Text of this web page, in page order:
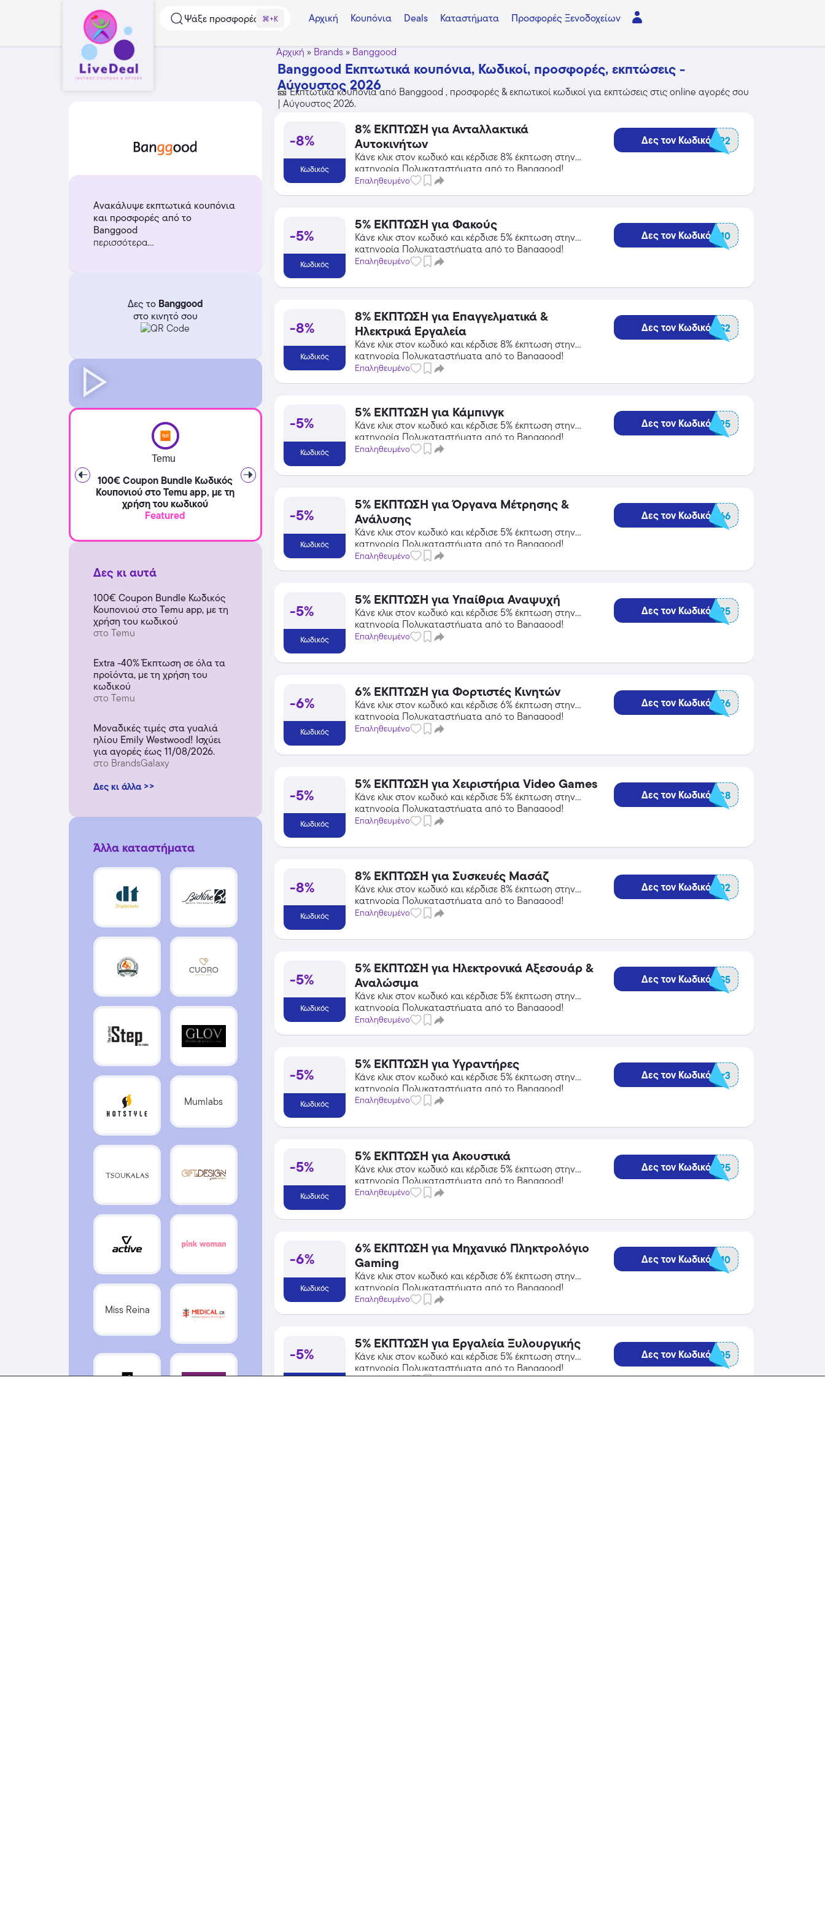
Ψάξε προσφορές...⌘+K Αρχική Κουπόνια Deals Καταστήματα Προσφορές Ξενοδοχείων
Ανακάλυψε εκπτωτικά κουπόνια
και προσφορές από το
Banggood
περισσότερα...
Δες το Banggood
στο κινητό σου
Temu
100€ Coupon Bundle Κωδικός
Κουπονιού στο Temu app, με τη
χρήση του κωδικού
Featured
Temu
Extra -40% Έκπτωση σε όλα τα
κωδικού
Featured
Δες κι αυτά
100€ Coupon Bundle Κωδικός
Κουπονιού στο Temu app, με τη
χρήση του κωδικού
στο Temu
Extra -40% Έκπτωση σε όλα τα
προϊόντα, με τη χρήση του
κωδικού
στο Temu
Μοναδικές τιμές στα γυαλιά
ηλίου Emily Westwood! Ισχύει
για αγορές έως 11/08/2026.
στο BrandsGalaxy
Δες κι άλλα >>
Άλλα καταστήματα
Mumlabs
Miss Reina
Αρχική » Brands» Banggood
Banggood Εκπτωτικά κουπόνια, Κωδικοί, προσφορές, εκπτώσεις -
Αύγουστος 2026
🎫 Εκπτωτικά κουπόνια από Banggood , προσφορές & εκπωτικοί κωδικοί για εκπτώσεις στις online αγορές σου
| Αύγουστος 2026.
-8%
Κωδικός
8% ΕΚΠΤΩΣΗ για Ανταλλακτικά
Αυτοκινήτων
Κάνε κλικ στον κωδικό και κέρδισε 8% έκπτωση στην
κατηγορία Πολυκαταστήματα από το Banggood!
Επαληθευμένο
Δες τον Κωδικό
BGCARAP2
-5%
Κωδικός
5% ΕΚΠΤΩΣΗ για Φακούς
Κάνε κλικ στον κωδικό και κέρδισε 5% έκπτωση στην
κατηγορία Πολυκαταστήματα από το Banggood!
Επαληθευμένο
Δες τον Κωδικό
BGTORCH10
-8%
Κωδικός
8% ΕΚΠΤΩΣΗ για Επαγγελματικά &
Ηλεκτρικά Εργαλεία
Κάνε κλικ στον κωδικό και κέρδισε 8% έκπτωση στην
κατηγορία Πολυκαταστήματα από το Banggood!
Επαληθευμένο
Δες τον Κωδικό
BGPowerTLS2
-5%
Κωδικός
5% ΕΚΠΤΩΣΗ για Κάμπινγκ
Κάνε κλικ στον κωδικό και κέρδισε 5% έκπτωση στην
κατηγορία Πολυκαταστήματα από το Banggood!
Επαληθευμένο
Δες τον Κωδικό
BGCAMP5
-5%
Κωδικός
5% ΕΚΠΤΩΣΗ για Όργανα Μέτρησης &
Ανάλυσης
Κάνε κλικ στον κωδικό και κέρδισε 5% έκπτωση στην
κατηγορία Πολυκαταστήματα από το Banggood!
Επαληθευμένο
Δες τον Κωδικό
BGMAI666
-5%
Κωδικός
5% ΕΚΠΤΩΣΗ για Υπαίθρια Αναψυχή
Κάνε κλικ στον κωδικό και κέρδισε 5% έκπτωση στην
κατηγορία Πολυκαταστήματα από το Banggood!
Επαληθευμένο
Δες τον Κωδικό
BGWATER5
-6%
Κωδικός
6% ΕΚΠΤΩΣΗ για Φορτιστές Κινητών
Κάνε κλικ στον κωδικό και κέρδισε 6% έκπτωση στην
κατηγορία Πολυκαταστήματα από το Banggood!
Επαληθευμένο
Δες τον Κωδικό
BGCHER6
-5%
Κωδικός
5% ΕΚΠΤΩΣΗ για Χειριστήρια Video Games
Κάνε κλικ στον κωδικό και κέρδισε 5% έκπτωση στην
κατηγορία Πολυκαταστήματα από το Banggood!
Επαληθευμένο
Δες τον ΚωδικόBGVGC8
-8%
Κωδικός
8% ΕΚΠΤΩΣΗ για Συσκευές Μασάζ
Κάνε κλικ στον κωδικό και κέρδισε 8% έκπτωση στην
κατηγορία Πολυκαταστήματα από το Banggood!
Επαληθευμένο
Δες τον Κωδικό
BGMASSAGE02
-5%
Κωδικός
5% ΕΚΠΤΩΣΗ για Ηλεκτρονικά Αξεσουάρ &
Αναλώσιμα
Κάνε κλικ στον κωδικό και κέρδισε 5% έκπτωση στην
κατηγορία Πολυκαταστήματα από το Banggood!
Επαληθευμένο
Δες τον Κωδικό
BGACCES5
-5%
Κωδικός
5% ΕΚΠΤΩΣΗ για Υγραντήρες
Κάνε κλικ στον κωδικό και κέρδισε 5% έκπτωση στην
κατηγορία Πολυκαταστήματα από το Banggood!
Επαληθευμένο
Δες τον Κωδικό
BGHumidfier3
-5%
Κωδικός
5% ΕΚΠΤΩΣΗ για Ακουστικά
Κάνε κλικ στον κωδικό και κέρδισε 5% έκπτωση στην
κατηγορία Πολυκαταστήματα από το Banggood!
Επαληθευμένο
Δες τον ΚωδικόBGHEP5
-6%
Κωδικός
6% ΕΚΠΤΩΣΗ για Μηχανικό Πληκτρολόγιο
Gaming
Κάνε κλικ στον κωδικό και κέρδισε 6% έκπτωση στην
κατηγορία Πολυκαταστήματα από το Banggood!
Επαληθευμένο
Δες τον Κωδικό
BGMGK10
-5%
5% ΕΚΠΤΩΣΗ για Εργαλεία Ξυλουργικής
Κάνε κλικ στον κωδικό και κέρδισε 5% έκπτωση στην
κατηγορία Πολυκαταστήματα από το Banggood!
Επαληθευμένο
Δες τον ΚωδικόBGWT05